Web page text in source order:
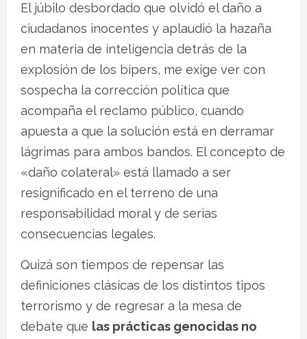
El júbilo desbordado que olvidó el daño a
ciudadanos inocentes y aplaudió la hazaña
en materia de inteligencia detrás de la
explosión de los bipers, me exige ver con
sospecha la corrección política que
acompaña el reclamo público, cuando
apuesta a que la solución está en derramar
lágrimas para ambos bandos. El concepto de
«daño colateral» está llamado a ser
resignificado en el terreno de una
responsabilidad moral y de serias
consecuencias legales.
Quizá son tiempos de repensar las
definiciones clásicas de los distintos tipos
terrorismo y de regresar a la mesa de
debate que las prácticas genocidas no